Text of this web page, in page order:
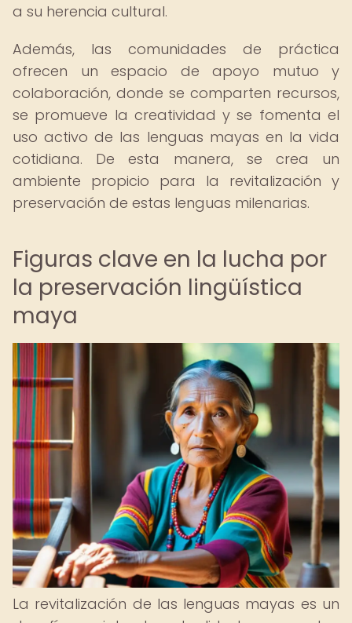
a su herencia cultural.
Además, las comunidades de práctica
ofrecen un espacio de apoyo mutuo y
colaboración, donde se comparten recursos,
se promueve la creatividad y se fomenta el
uso activo de las lenguas mayas en la vida
cotidiana. De esta manera, se crea un
ambiente propicio para la revitalización y
preservación de estas lenguas milenarias.
Figuras clave en la lucha por
la preservación lingüística
maya
La revitalización de las lenguas mayas es un